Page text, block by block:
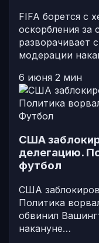
FIFA борется с
оскорбления за
разворачивает
модерации
6 июня 2 мин
Футбол
США
делегацию.
футбол
США
Политика
обвинил
накануне…